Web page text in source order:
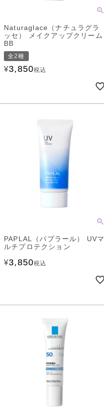
Naturaglace（ナチュラグラ
ッセ） メイクアップクリーム
BB
全2種
¥3,850税込
PAPLAL（パプラール） UVマ
ルチプロテクション
¥3,850税込